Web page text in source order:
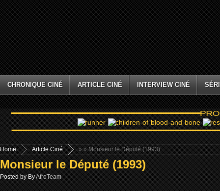
CHRONIQUE CINÉ ARTICLE CINÉ INTERVIEW CINÉ
Home »
Article Ciné » Monsieur le Député (1993)
Monsieur le Député (1993)
Posted by ByAfroTeam